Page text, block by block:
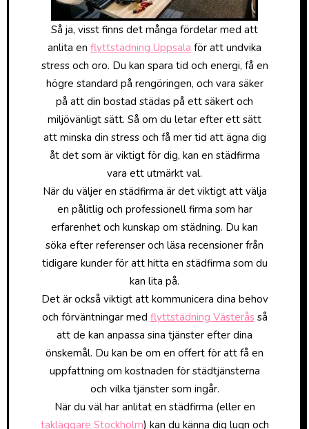
Så ja, visst finns det många fördelar med att
anlita en flyttstädning Uppsala för att undvika
stress och oro. Du kan spara tid och energi, få en
högre standard på rengöringen, och vara säker
på att din bostad städas på ett säkert och
miljövänligt sätt. Så om du letar efter ett sätt
att minska din stress och få mer tid att ägna dig
åt det som är viktigt för dig, kan en städfirma
vara ett utmärkt val.
När du väljer en städfirma är det viktigt att välja
en pålitlig och professionell firma som har
erfarenhet och kunskap om städning. Du kan
söka efter referenser och läsa recensioner från
tidigare kunder för att hitta en städfirma som du
kan lita på.
Det är också viktigt att kommunicera dina behov
och förväntningar med flyttstädning Västerås så
att de kan anpassa sina tjänster efter dina
önskemål. Du kan be om en offert för att få en
uppfattning om kostnaden för städtjänsterna
och vilka tjänster som ingår.
När du väl har anlitat en städfirma (eller en
takläggare Stockholm) kan du känna dig lugn och